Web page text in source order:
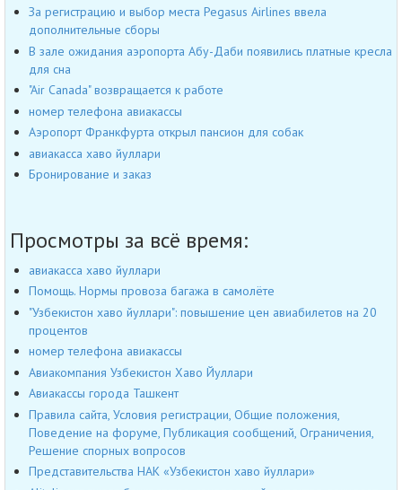
За регистрацию и выбор места Pegasus Airlines ввела
дополнительные сборы
В зале ожидания аэропорта Абу-Даби появились платные кресла
для сна
"Air Canada" возвращается к работе
номер телефона авиакассы
Аэропорт Франкфурта открыл пансион для собак
авиакасса хаво йуллари
Бронирование и заказ
Просмотры за всё время:
авиакасса хаво йуллари
Помощь. Нормы провоза багажа в самолёте
"Узбекистон хаво йуллари": повышение цен авиабилетов на 20
процентов
номер телефона авиакассы
Авиакомпания Узбекистон Хаво Йуллари
Авиакассы города Ташкент
Правила сайта, Условия регистрации, Общие положения,
Поведение на форуме, Публикация сообщений, Ограничения,
Решение спорных вопросов
Представительства НАК «Узбекистон хаво йуллари»